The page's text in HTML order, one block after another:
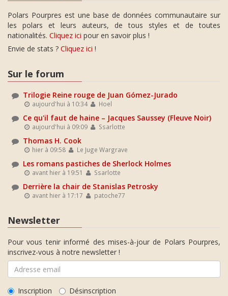
Polars Pourpres est une base de données communautaire sur
les polars et leurs auteurs, de tous styles et de toutes
nationalités. Cliquez ici pour en savoir plus !
Envie de stats ? Cliquez ici !
Sur le forum
Trilogie Reine rouge de Juan Gómez-Jurado
aujourd'hui à 10:34 Hoel
Ce qu'il faut de haine – Jacques Saussey (Fleuve Noir)
aujourd'hui à 09:09 Ssarlotte
Thomas H. Cook
hier à 09:58 Le Juge Wargrave
Les romans pastiches de Sherlock Holmes
avant hier à 19:51 Ssarlotte
Derrière la chair de Stanislas Petrosky
avant hier à 17:17 patoche77
Newsletter
Pour vous tenir informé des mises-à-jour de Polars Pourpres,
inscrivez-vous à notre newsletter !
Inscription Désinscription